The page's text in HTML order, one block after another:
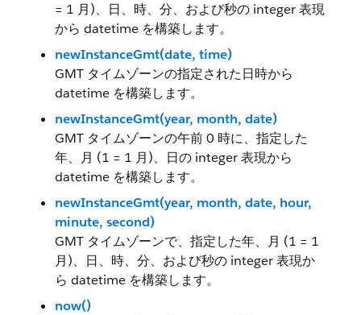
= 1 月)、日、時、分、および秒の integer 表現
から datetime を構築します。
newInstanceGmt(date, time)
GMT タイムゾーンの指定された日時から
datetime を構築します。
newInstanceGmt(year, month, date)
GMT タイムゾーンの午前 0 時に、指定した
年、月 (1 = 1 月)、日の integer 表現から
datetime を構築します。
newInstanceGmt(year, month, date, hour,
minute, second)
GMT タイムゾーンで、指定した年、月 (1 = 1
月)、日、時、分、および秒の integer 表現か
ら datetime を構築します。
now()